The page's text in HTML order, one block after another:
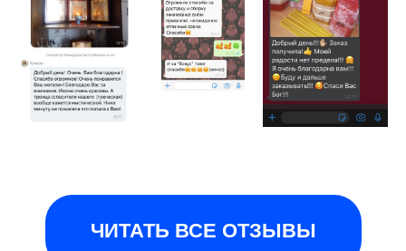
ЧИТАТЬ ВСЕ ОТЗЫВЫ